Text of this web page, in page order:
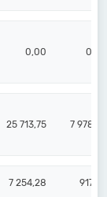
0,00 0,00
25 713,75 7 978,87
7 254,28 917,30